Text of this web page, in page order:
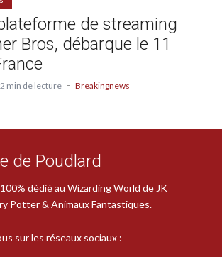
de streaming
Bros, débarque le 11
2 min de lecture Breakingnews
de Poudlard
dédié au Wizarding World de JK
Potter & Animaux Fantastiques.
sur les réseaux sociaux :